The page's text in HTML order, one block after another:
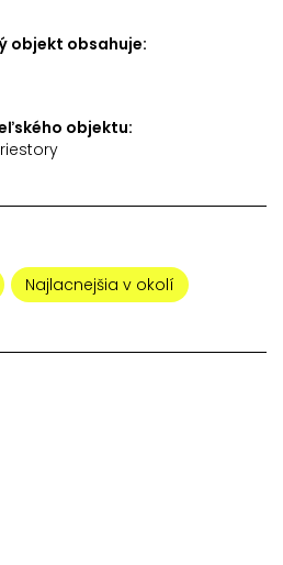
objekt obsahuje:
objektu:
Najlacnejšia v okolí